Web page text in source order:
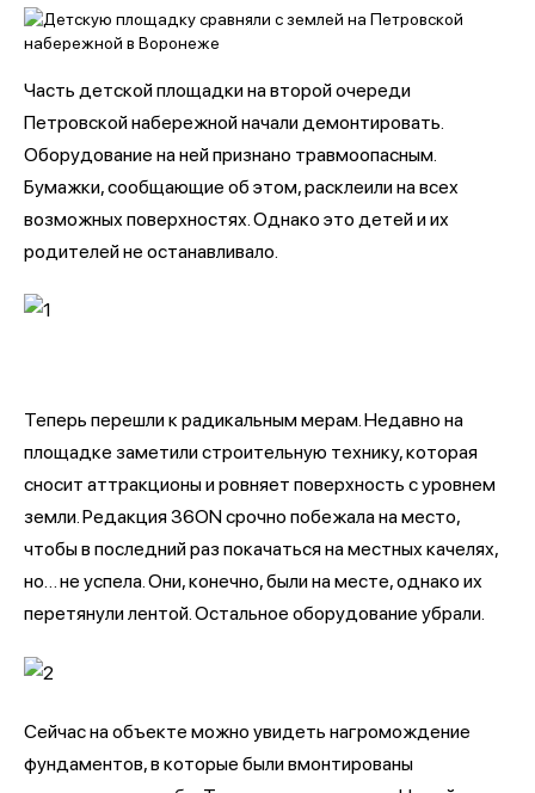
Часть детской площадки на второй очереди
Петровской набережной начали демонтировать.
Оборудование на ней признано травмоопасным.
Бумажки, сообщающие об этом, расклеили на всех
возможных поверхностях. Однако это детей и их
родителей не останавливало.
Теперь перешли к радикальным мерам. Недавно на
площадке заметили строительную технику, которая
сносит аттракционы и ровняет поверхность с уровнем
земли. Редакция 36ON срочно побежала на место,
чтобы в последний раз покачаться на местных качелях,
но… не успела. Они, конечно, были на месте, однако их
перетянули лентой. Остальное оборудование убрали.
Сейчас на объекте можно увидеть нагромождение
фундаментов, в которые были вмонтированы